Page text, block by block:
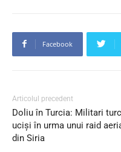
Facebook
Articolul precedent
Doliu în Turcia: Militari
uciși în urma unui raid
din Siria